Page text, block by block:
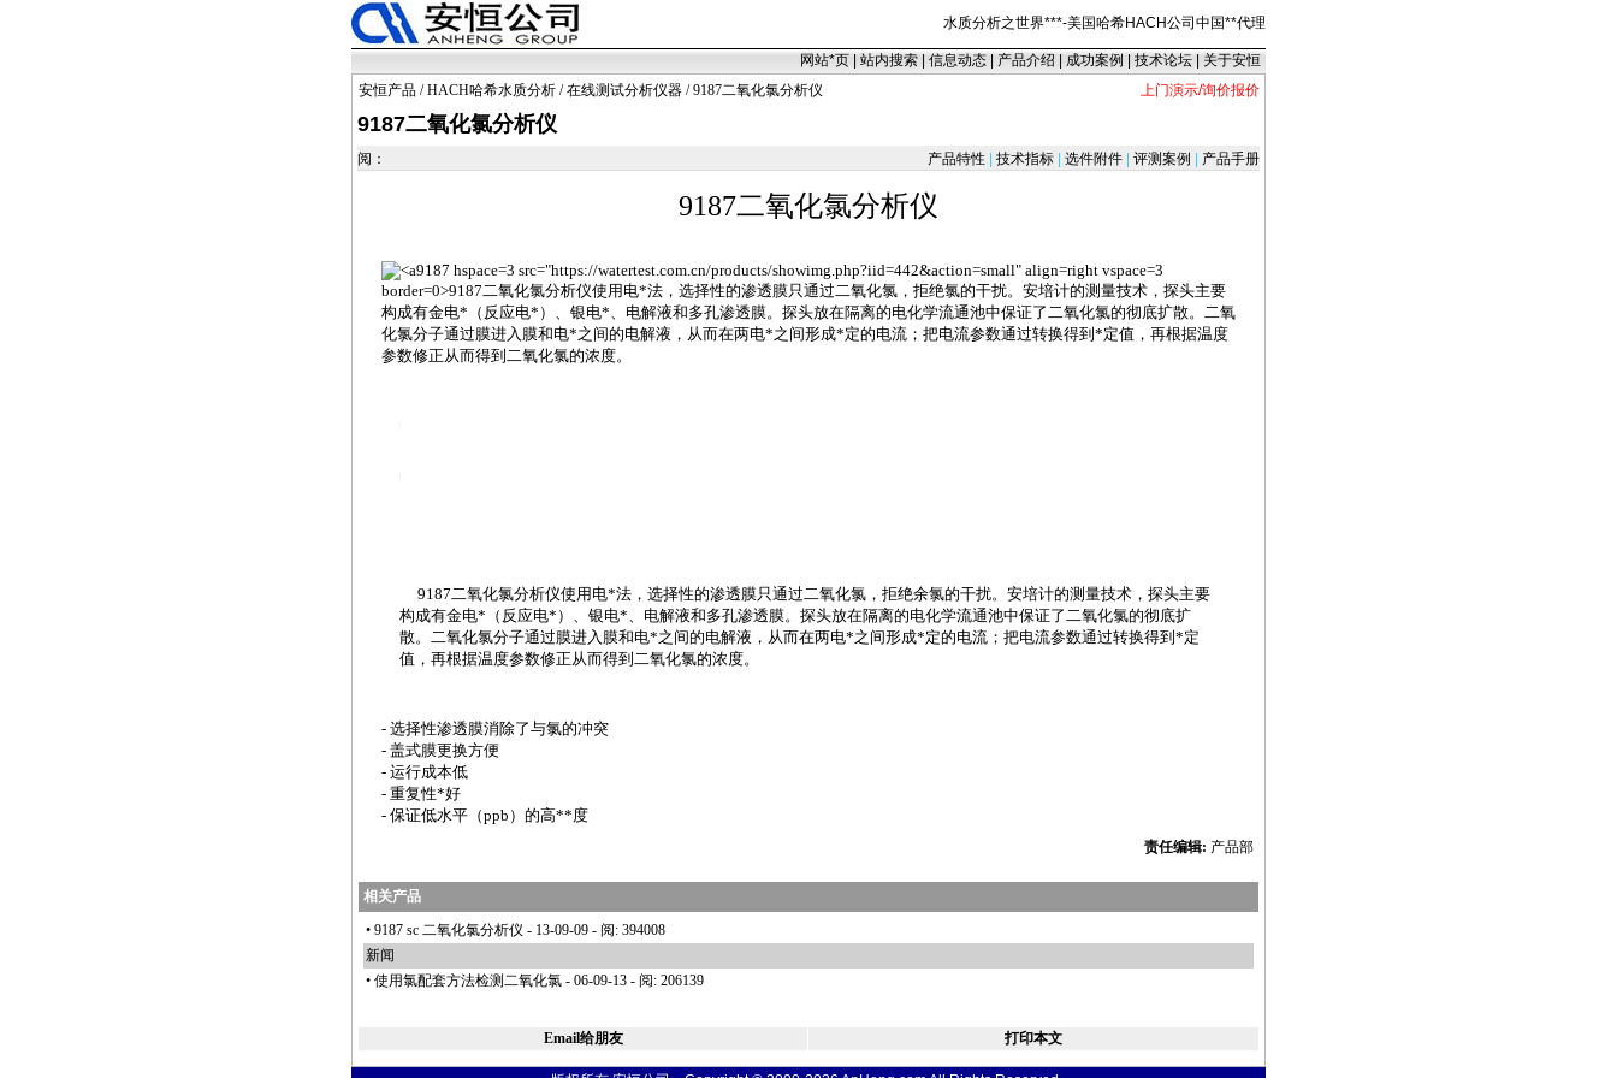
水质分析之世界***-美国哈希HACH公司中国**代理
网站*页 站内搜索 信息动态 产品介绍 成功案例 技术论坛
关于安恒
安恒产品 /HACH哈希水质分析 /在线测试分析仪器 / 9187二氧化氯分析仪 上门演示/询价报价
9187二氧化氯分析仪
阅： 产品特性 技术指标 选件附件 评测案例 产品手册
9187二氧化氯分析仪
9187 hspace=3 src="https://watertest.com.cn/products/showimg.php?iid=442&action=small" align=right vspace=3
border=0>9187二氧化氯分析仪使用电*法，选择性的渗透膜只通过二氧化氯，拒绝氯的干扰。安培计的测量技术，探头主要
构成有金电* （反应电* ）、银电*、电解液和多孔渗透膜。探头放在隔离的电化学流通池中保证了二氧化氯的彻底扩散。二氧
化氯分子通过膜进入膜和电*之间的电解液，从而在两电*之间形成*定的电流；把电流参数通过转换得到 *定值，再根据温度
参数修正从而得到二氧化氯的浓度。
9187二氧化氯分析仪使用电*法，选择性的渗透膜只通过二氧化氯，拒绝余氯的干扰。安培计的测量技术，探头主要
构成有金电* （反应电* ）、银电*、电解液和多孔渗透膜。探头放在隔离的电化学流通池中保证了二氧化氯的彻底扩
散。二氧化氯分子通过膜进入膜和电*之间的电解液，从而在两电*之间形成*定的电流；把电流参数通过转换得到 *定
值，再根据温度参数修正从而得到二氧化氯的浓度。
- 选择性渗透膜消除了与氯的冲突
- 盖式膜更换方便
- 运行成本低
- 重复性*好
- 保证低水平（ppb）的高**度
责任编辑: 产品部
相关产品
• 9187 sc 二氧化氯分析仪 - 13-09-09 - 阅: 394008
新闻
• 使用氯配套方法检测二氧化氯 - 06-09-13 - 阅: 206139
Email给朋友 打印本文